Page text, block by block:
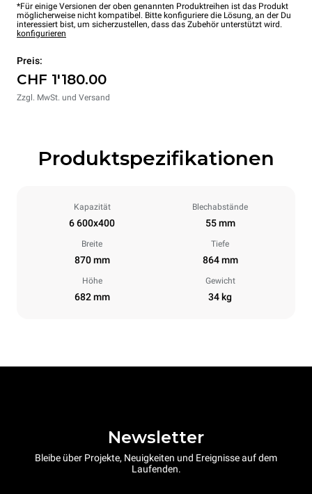
*Für einige Versionen der oben genannten Produktreihen ist das Produkt
möglicherweise nicht kompatibel. Bitte konfiguriere die Lösung, an der Du
interessiert bist, um sicherzustellen, dass das Zubehör unterstützt wird.
konfigurieren
Preis:
CHF 1'180.00
Zzgl. MwSt. und Versand
Produktspezifikationen
Kapazität
6 600x400
Blechabstände
55 mm
Breite
870 mm
Tiefe
864 mm
Höhe
682 mm
Gewicht
34 kg
Newsletter
Bleibe über Projekte, Neuigkeiten und Ereignisse auf dem
Laufenden.